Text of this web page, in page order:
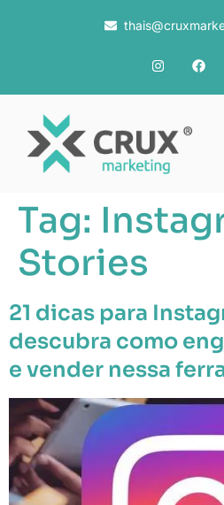
Tag:
Stories
21 dicas para
descubra como
e vender nessa